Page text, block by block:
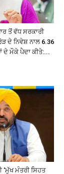
ਤੋਂ ਵੱਧ ਸਰਕਾਰੀ
ਦੇ ਨਿਵੇਸ਼ ਨਾਲ 6.36
ਮੌਕੇ ਪੈਦਾ ਕੀਤੇ:...
‘ਮੁੱਖ ਮੰਤਰੀ ਸਿਹਤ